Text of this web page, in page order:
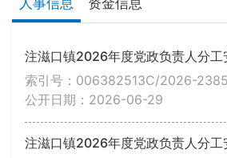
人事信息 资金信息
注滋口镇2026年度党政负责人分工
索引号：006382513C/2026-
公开日期：2026-06-29
注滋口镇2026年度党政负责人分工